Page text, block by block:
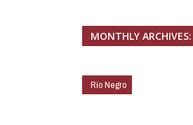
MONTHLY
Río Negro